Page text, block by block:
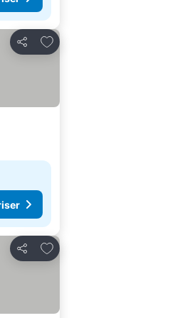
Dela
Lägg till i Mina Favoriter
Dela
Lägg till i Mina Favoriter